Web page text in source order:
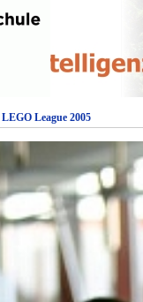
LEGO League 2005